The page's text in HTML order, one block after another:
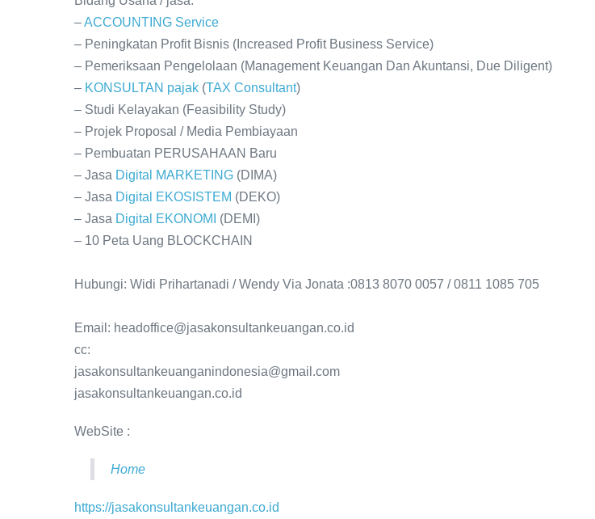
–ACCOUNTING Service
– Peningkatan Profit Bisnis (Increased Profit Business Service)
– Pemeriksaan Pengelolaan (Management Keuangan Dan Akuntansi, Due Diligent)
– KONSULTAN pajak (TAX Consultant)
– Studi Kelayakan (Feasibility Study)
– Projek Proposal / Media Pembiayaan
– Pembuatan PERUSAHAAN Baru
– Jasa Digital MARKETING (DIMA)
– Jasa Digital EKOSISTEM (DEKO)
– Jasa Digital EKONOMI
(DEMI)
– 10 Peta Uang BLOCKCHAIN
Hubungi: Widi Prihartanadi / Wendy Via Jonata :0813 8070 0057 / 0811 1085 705
Email: headoffice@jasakonsultankeuangan.co.id
cc:
jasakonsultankeuanganindonesia@gmail.com
jasakonsultankeuangan.co.id
WebSite :
Home
https://jasakonsultankeuangan.co.id